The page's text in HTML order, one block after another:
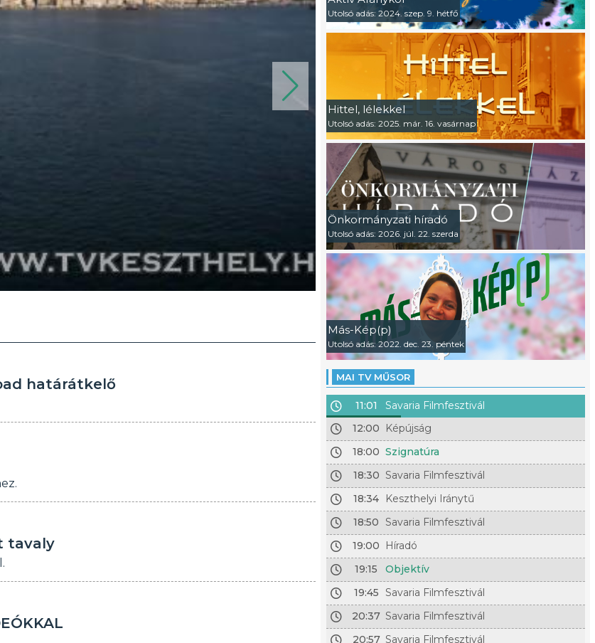
határátkelő
tavaly
Utolsó adás: 2024. szep. 9. hétfő
Hittel, lélekkel
Utolsó adás: 2025. már. 16. vasárnap
Önkormányzati híradó
Utolsó adás: 2026. júl. 22. szerda
Más-Kép(p)
Utolsó adás: 2022. dec. 23. péntek
MAI TV MŰSOR
11:01
Savaria Filmfesztivál
12:00
Képújság
18:00 Szignatúra
18:30 Savaria Filmfesztivál
18:34
Keszthelyi Iránytű
18:50
Savaria Filmfesztivál
19:00
Híradó
19:15
Objektív
19:45 Savaria Filmfesztivál
20:37 Savaria Filmfesztivál
20:57 Savaria Filmfesztivál